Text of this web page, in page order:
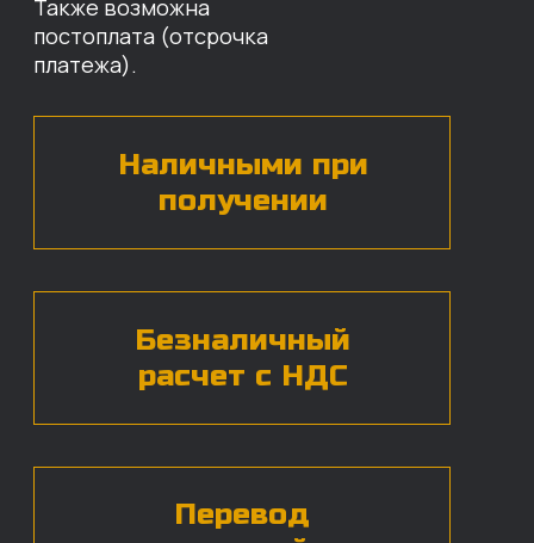
назовут цены и проконсультируют
по нужным деталям.
персональных данных*
ЧАСТЫЕ ВОПРОСЫ